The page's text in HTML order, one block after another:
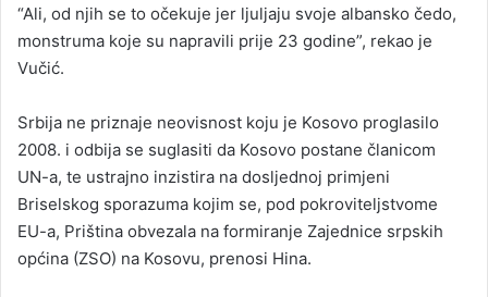
“Ali, od njih se to očekuje jer ljuljaju svoje albansko čedo,
monstruma koje su napravili prije 23 godine”, rekao je
Vučić.
Srbija ne priznaje neovisnost koju je Kosovo proglasilo
2008. i odbija se suglasiti da Kosovo postane članicom
UN-a, te ustrajno inzistira na dosljednoj primjeni
Briselskog sporazuma kojim se, pod pokroviteljstvome
EU-a, Priština obvezala na formiranje Zajednice srpskih
općina (ZSO) na Kosovu, prenosi Hina.